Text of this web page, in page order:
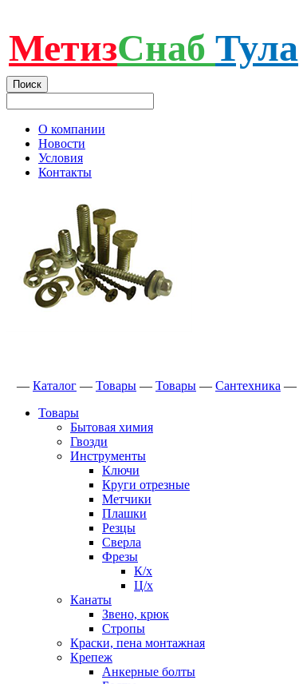
МетизСнаб Тула
О компании
Новости
Условия
Контакты
— Каталог — Товары — Товары — Сантехника —
Товары
Бытовая химия
Гвозди
Инструменты
Ключи
Круги отрезные
Метчики
Плашки
Резцы
Сверла
Фрезы
К/х
Ц/х
Канаты
Звено, крюк
Стропы
Краски, пена монтажная
Крепеж
Анкерные болты